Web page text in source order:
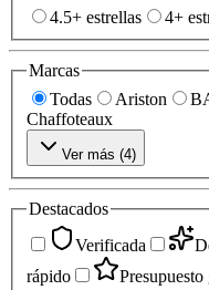
4.5+ estrellas
4+
Marcas
Todas
Ariston
Chaffoteaux
Ver más (4)
Destacados
Verificada
rápido
Presupuesto